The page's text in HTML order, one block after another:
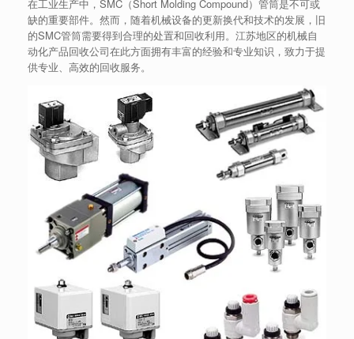
在工业生产中，SMC（Short Molding Compound）管筒是不可或
缺的重要部件。然而，随着机械设备的更新换代和技术的发展，旧
的SMC管筒需要得到合理的处置和回收利用。江苏地区的机械自
动化产品回收公司在此方面拥有丰富的经验和专业知识，致力于提
供专业、高效的回收服务。